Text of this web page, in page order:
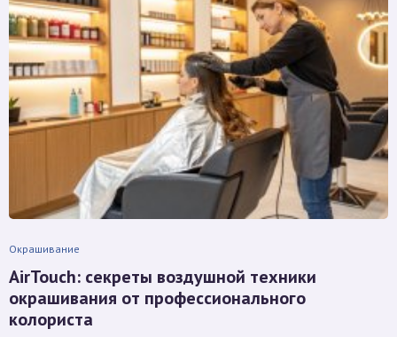
Окрашивание
AirTouch: секреты воздушной техники
окрашивания от профессионального
колориста